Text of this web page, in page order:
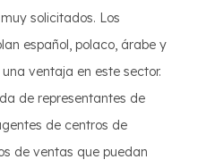
solicitados. Los
español, polaco, árabe y
ventaja en este sector.
de representantes de
de centros de
de ventas que puedan